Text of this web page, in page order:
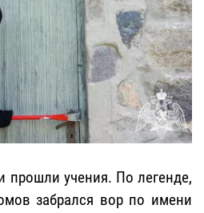
прошли учения. По легенде,
забрался вор по имени